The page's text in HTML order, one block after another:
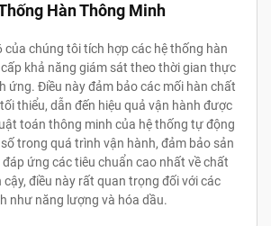
Hàn Thông Minh
của chúng tôi tích hợp các hệ thống hàn
khả năng giám sát theo thời gian thực
ứng. Điều này đảm bảo các mối hàn chất
thiểu, dẫn đến hiệu quả vận hành được
toán thông minh của hệ thống tự động
trong quá trình vận hành, đảm bảo sản
ứng các tiêu chuẩn cao nhất về chất
cậy, điều này rất quan trọng đối với các
như năng lượng và hóa dầu.